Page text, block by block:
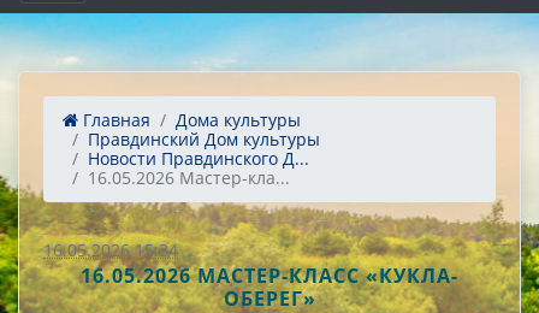
Главная
Дома культуры
Правдинский Дом культуры
Новости Правдинского Д...
16.05.2026 Мастер-кла...
16.05.2026 15:34
16.05.2026 МАСТЕР-КЛАСС «КУКЛА-
ОБЕРЕГ»